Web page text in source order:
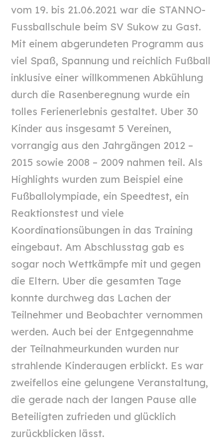
vom 19. bis 21.06.2021 war die STANNO-
Fussballschule beim SV Sukow zu Gast.
Mit einem abgerundeten Programm aus
viel Spaß, Spannung und reichlich Fußball
inklusive einer willkommenen Abkühlung
durch die Rasenberegnung wurde ein
tolles Ferienerlebnis gestaltet. Uber 30
Kinder aus insgesamt 5 Vereinen,
vorrangig aus den Jahrgängen 2012 –
2015 sowie 2008 – 2009 nahmen teil. Als
Highlights wurden zum Beispiel eine
Fußballolympiade, ein Speedtest, ein
Reaktionstest und viele
Koordinationsübungen in das Training
eingebaut. Am Abschlusstag gab es
sogar noch Wettkämpfe mit und gegen
die Eltern. Uber die gesamten Tage
konnte durchweg das Lachen der
Teilnehmer und Beobachter vernommen
werden. Auch bei der Entgegennahme
der Teilnahmeurkunden wurden nur
strahlende Kinderaugen erblickt. Es war
zweifellos eine gelungene Veranstaltung,
die gerade nach der langen Pause alle
Beteiligten zufrieden und glücklich
zurückblicken lässt.